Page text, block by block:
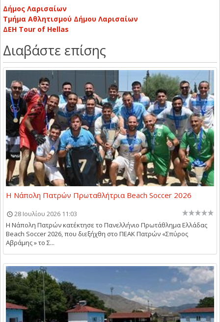
Δήμος Λαρισαίων
Τμήμα Αθλητισμού Δήμου Λαρισαίων
ΔΕΗ Tour of Hellas
Διαβάστε επίσης
Η Νάπολη Πατρών Πρωταθλήτρια Beach Soccer 2026
28 Ιουλίου 2026 11:03
Η Νάπολη Πατρών κατέκτησε το Πανελλήνιο Πρωτάθλημα Ελλάδας
Beach Soccer 2026, που διεξήχθη στο ΠΕΑΚ Πατρών «Σπύρος
Αβράμης » το Σ...